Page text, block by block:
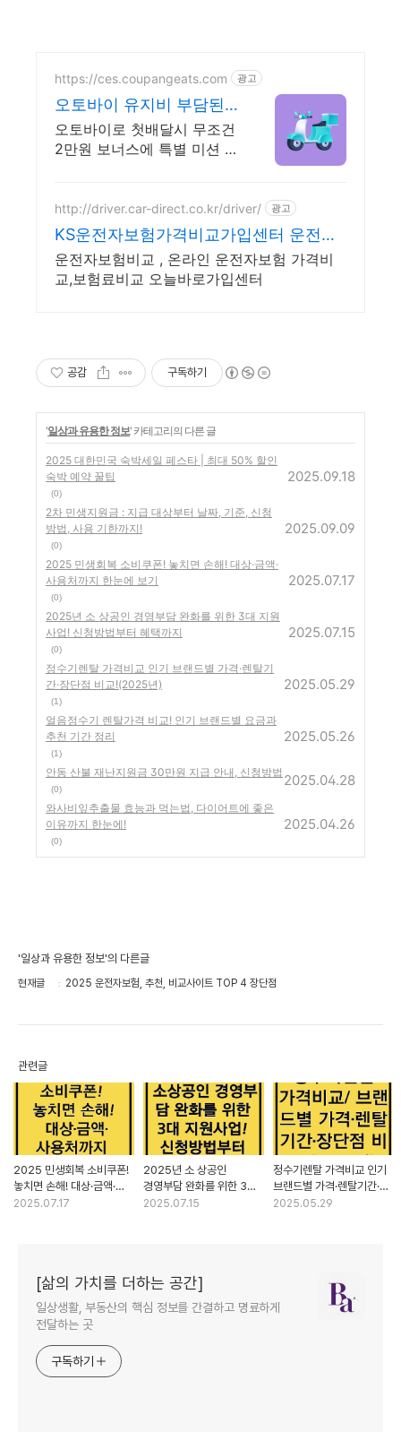
https://ces.coupangeats.com 광고
오토바이 유지비 부담된
다면?
오토바이로 첫배달시 무조건
2만원 보너스에 특별 미션 혜
http://driver.car-direct.co.kr/driver/ 광고
KS운전자보험가격비교가입센터 운전자
보험 당일가입센터
운전자보험비교 , 온라인 운전자보험 가격비
교,보험료비교 오늘바로가입센터
공감 구독하기
'일상과 유용한 정보' 카테고리의 다른 글
2025 대한민국 숙박세일 페스타 | 최대 50% 할인
숙박 예약 꿀팁
(0)
2025.09.18
2차 민생지원금 : 지급 대상부터 날짜, 기준, 신청
방법, 사용 기한까지!
(0)
2025.09.09
2025 민생회복 소비쿠폰! 놓치면 손해! 대상·금액·
사용처까지 한눈에 보기
(0)
2025.07.17
2025년 소 상공인 경영부담 완화를 위한 3대 지원
사업! 신청방법부터 혜택까지
(0)
2025.07.15
정수기렌탈 가격비교 인기 브랜드별 가격·렌탈기
간·장단점 비교!(2025년)
(1)
2025.05.29
얼음정수기 렌탈가격 비교! 인기 브랜드별 요금과
추천 기간 정리
(1)
2025.05.26
안동 산불 재난지원금 30만원 지급 안내, 신청방법
(0)
2025.04.28
와사비잎추출물 효능과 먹는법, 다이어트에 좋은
이유까지 한눈에!
(0)
2025.04.26
'일상과 유용한 정보'의 다른글
현재글 2025 운전자보험, 추천, 비교사이트 TOP 4 장단점
관련글
2025 민생회복 소비쿠폰!
놓치면 손해! 대상·금액·
사용처까지 한눈에 보기
2025.07.17
2025년 소 상공인
경영부담 완화를 위한 3대
지원사업! 신청방법부터
2025.07.15
정수기렌탈 가격비교 인기
브랜드별 가격·렌탈기간·
장단점 비교!(2025년)
2025.05.29
[삶의 가치를 더하는 공간]
일상생활, 부동산의 핵심 정보를 간결하고 명료하게
전달하는 곳
구독하기